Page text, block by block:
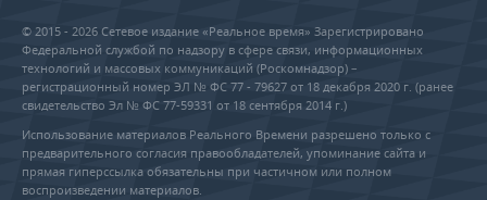
© 2015 - 2026 Сетевое издание «Реальное время» Зарегистрировано
Федеральной службой по надзору в сфере связи, информационных
технологий и массовых коммуникаций (Роскомнадзор) –
регистрационный номер ЭЛ № ФС 77 - 79627 от 18 декабря 2020 г. (ранее
свидетельство Эл № ФС 77-59331 от 18 сентября 2014 г.)
Использование материалов Реального Времени разрешено только с
предварительного согласия правообладателей, упоминание сайта и
прямая гиперссылка обязательны при частичном или полном
воспроизведении материалов.